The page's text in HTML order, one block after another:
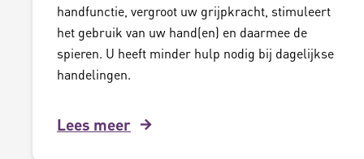
handfunctie, vergroot uw grijpkracht, stimuleert
het gebruik van uw hand(en) en daarmee de
spieren. U heeft minder hulp nodig bij dagelijkse
handelingen.
Lees meer